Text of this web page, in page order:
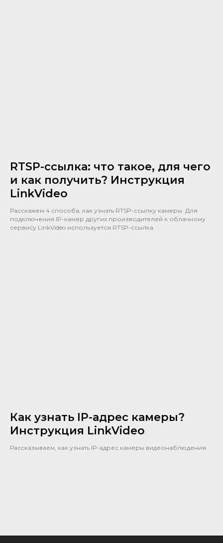
RTSP-ссылка: что такое, для чего
и как получить? Инструкция
LinkVideo
Расскажем 4 способа, как узнать RTSP-ссылку камеры. Для
подключения IP-камер других производителей к облачному
сервису LinkVideo используется RTSP-ссылка.
Как узнать IP-адрес камеры?
Инструкция LinkVideo
Рассказываем, как узнать IP-адрес камеры видеонаблюдения